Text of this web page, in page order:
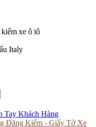
xe ô tô
Italy
Tay Khách Hàng
Đăng Kiểm - Giấy Tờ Xe